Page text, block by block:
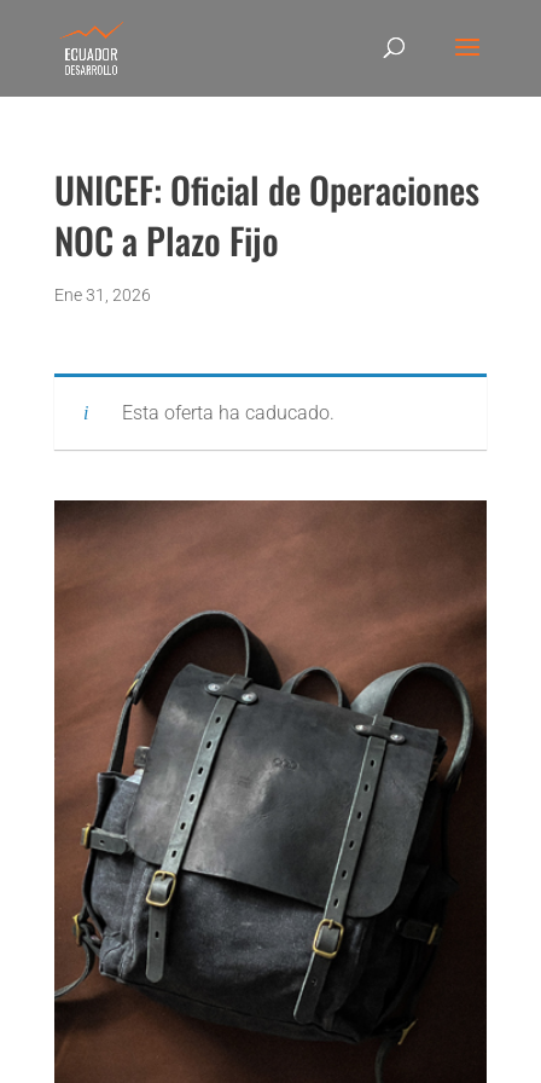
UNICEF: Oficial de Operaciones
NOC a Plazo Fijo
Ene 31, 2026
Esta oferta ha caducado.